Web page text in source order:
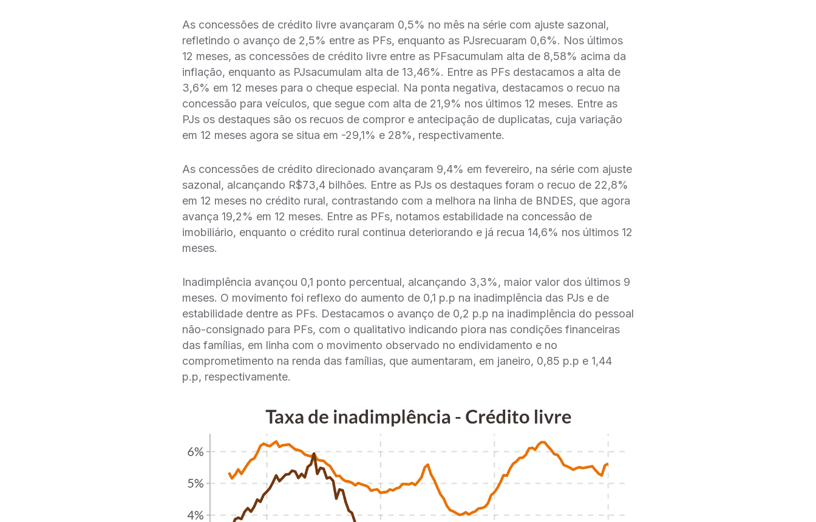
As concessões de crédito livre avançaram 0,5% no mês na série com ajuste sazonal,
refletindo o avanço de 2,5% entre as PFs, enquanto as PJsrecuaram 0,6%. Nos últimos
12 meses, as concessões de crédito livre entre as PFsacumulam alta de 8,58% acima da
inflação, enquanto as PJsacumulam alta de 13,46%. Entre as PFs destacamos a alta de
3,6% em 12 meses para o cheque especial. Na ponta negativa, destacamos o recuo na
concessão para veículos, que segue com alta de 21,9% nos últimos 12 meses. Entre as
PJs os destaques são os recuos de compror e antecipação de duplicatas, cuja variação
em 12 meses agora se situa em -29,1% e 28%, respectivamente.
As concessões de crédito direcionado avançaram 9,4% em fevereiro, na série com ajuste
sazonal, alcançando R$73,4 bilhões. Entre as PJs os destaques foram o recuo de 22,8%
em 12 meses no crédito rural, contrastando com a melhora na linha de BNDES, que agora
avança 19,2% em 12 meses. Entre as PFs, notamos estabilidade na concessão de
imobiliário, enquanto o crédito rural continua deteriorando e já recua 14,6% nos últimos 12
meses.
Inadimplência avançou 0,1 ponto percentual, alcançando 3,3%, maior valor dos últimos 9
meses. O movimento foi reflexo do aumento de 0,1 p.p na inadimplência das PJs e de
estabilidade dentre as PFs. Destacamos o avanço de 0,2 p.p na inadimplência do pessoal
não-consignado para PFs, com o qualitativo indicando piora nas condições financeiras
das famílias, em linha com o movimento observado no endividamento e no
comprometimento na renda das famílias, que aumentaram, em janeiro, 0,85 p.p e 1,44
p.p, respectivamente.